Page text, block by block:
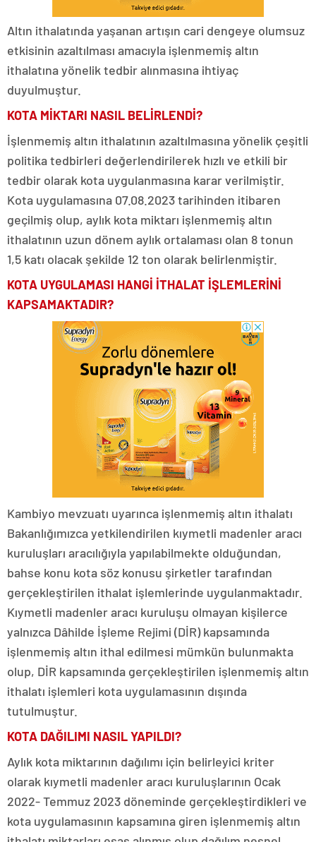
Altın ithalatında yaşanan artışın cari dengeye olumsuz
etkisinin azaltılması amacıyla işlenmemiş altın
ithalatına yönelik tedbir alınmasına ihtiyaç
duyulmuştur.
KOTA MİKTARI NASIL BELİRLENDİ?
İşlenmemiş altın ithalatının azaltılmasına yönelik çeşitli
politika tedbirleri değerlendirilerek hızlı ve etkili bir
tedbir olarak kota uygulanmasına karar verilmiştir.
Kota uygulamasına 07.08.2023 tarihinden itibaren
geçilmiş olup, aylık kota miktarı işlenmemiş altın
ithalatının uzun dönem aylık ortalaması olan 8 tonun
1,5 katı olacak şekilde 12 ton olarak belirlenmiştir.
KOTA UYGULAMASI HANGİ İTHALAT İŞLEMLERİNİ
KAPSAMAKTADIR?
Kambiyo mevzuatı uyarınca işlenmemiş altın ithalatı
Bakanlığımızca yetkilendirilen kıymetli madenler aracı
kuruluşları aracılığıyla yapılabilmekte olduğundan,
bahse konu kota söz konusu şirketler tarafından
gerçekleştirilen ithalat işlemlerinde uygulanmaktadır.
Kıymetli madenler aracı kuruluşu olmayan kişilerce
yalnızca Dâhilde İşleme Rejimi (DİR) kapsamında
işlenmemiş altın ithal edilmesi mümkün bulunmakta
olup, DİR kapsamında gerçekleştirilen işlenmemiş altın
ithalatı işlemleri kota uygulamasının dışında
tutulmuştur.
KOTA DAĞILIMI NASIL YAPILDI?
Aylık kota miktarının dağılımı için belirleyici kriter
olarak kıymetli madenler aracı kuruluşlarının Ocak
2022- Temmuz 2023 döneminde gerçekleştirdikleri ve
kota uygulamasının kapsamına giren işlenmemiş altın